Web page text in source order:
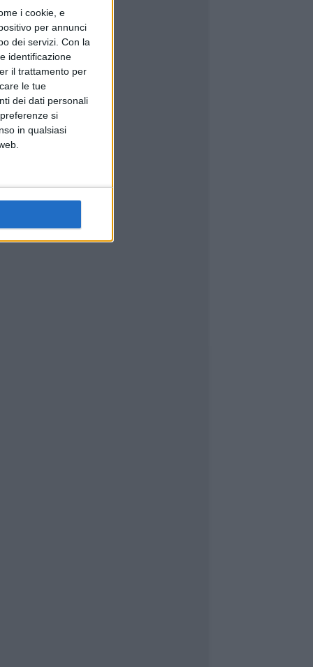
i cookie, e
per annunci
dei servizi. Con la
identificazione
il trattamento per
le tue
dei dati personali
si
in qualsiasi